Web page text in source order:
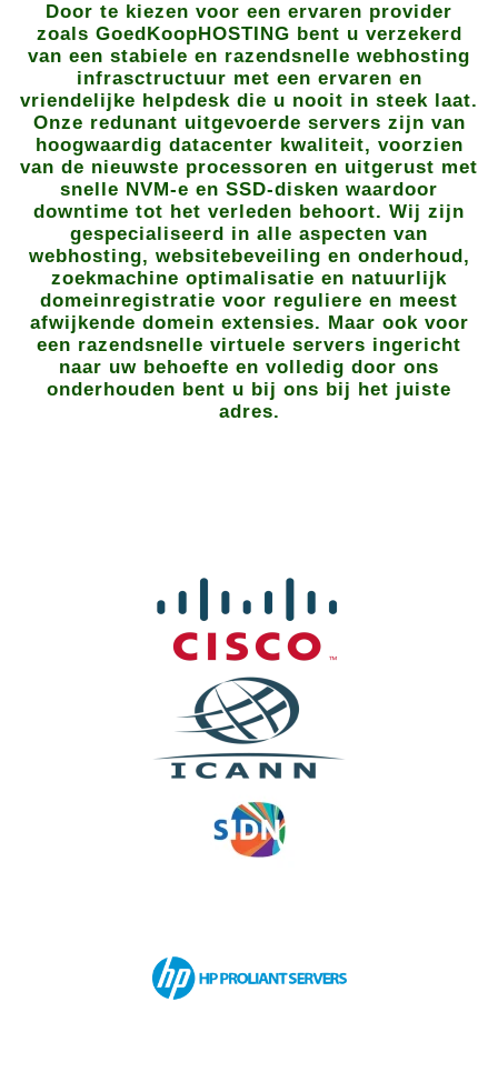
Door te kiezen voor een ervaren provider
zoals GoedKoopHOSTING bent u verzekerd
van een stabiele en razendsnelle webhosting
infrasctructuur met een ervaren en
vriendelijke helpdesk die u nooit in steek laat.
Onze redunant uitgevoerde servers zijn van
hoogwaardig datacenter kwaliteit, voorzien
van de nieuwste processoren en uitgerust met
snelle NVM-e en SSD-disken waardoor
downtime tot het verleden behoort. Wij zijn
gespecialiseerd in alle aspecten van
webhosting, websitebeveiling en onderhoud,
zoekmachine optimalisatie en natuurlijk
domeinregistratie voor reguliere en meest
afwijkende domein extensies. Maar ook voor
een razendsnelle virtuele servers ingericht
naar uw behoefte en volledig door ons
onderhouden bent u bij ons bij het juiste
adres.